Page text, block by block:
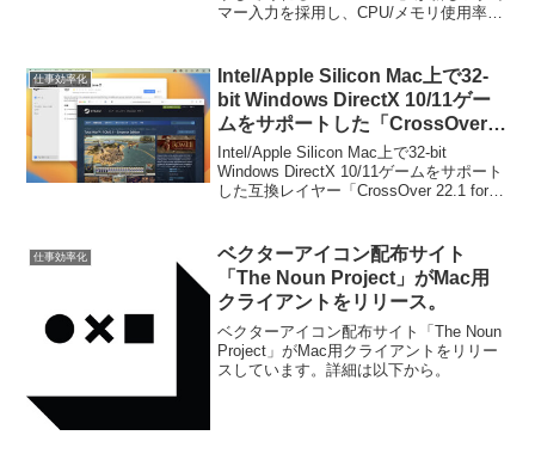
マー入力を採用し、CPU/メモリ使用率を
仕事効率化
Intel/Apple Silicon Mac上で32-
bit Windows DirectX 10/11ゲー
ムをサポートした「CrossOver
22.1 for Mac」がリリース。
Intel/Apple Silicon Mac上で32-bit
Windows DirectX 10/11ゲームをサポート
した互換レイヤー「CrossOver 22.1 for
仕事効率化
ベクターアイコン配布サイト
「The Noun Project」がMac用
クライアントをリリース。
ベクターアイコン配布サイト「The Noun
Project」がMac用クライアントをリリー
スしています。詳細は以下から。